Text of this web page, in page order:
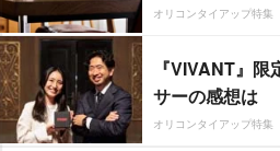
オリコンタイアップ特集
『VIVANT』
サーの感想は
オリコンタイアップ特集